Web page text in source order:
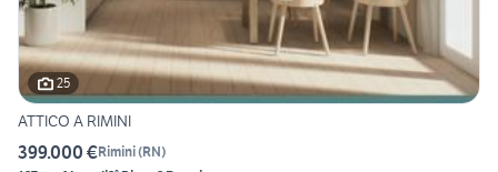
25
ATTICO A RIMINI
399.000 €Rimini(RN)